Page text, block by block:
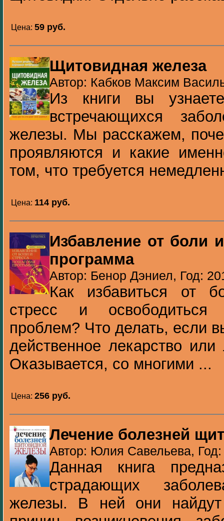
Цена: 59 pуб.
Щитовидная железа
Автор: Кабков Максим
Из книги вы
встречающихся
железы. Мы расскажем,
проявляются и какие
том, что требуется
Цена: 114 pуб.
Избавление от боли
программа
Автор: Бенор Дэниел, Год:
Как избавиться от
стресс и освободиться
проблем? Что делать, если
действенное лекарство
Оказывается, со многими ...
Цена: 256 pуб.
Лечение болезней
Автор: Юлия Савельева, Год:
Данная книга
страдающих
железы. В ней они